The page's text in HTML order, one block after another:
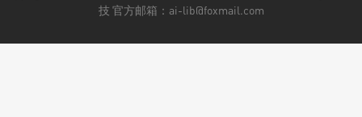
技 官方邮箱：ai-lib@foxmail.com